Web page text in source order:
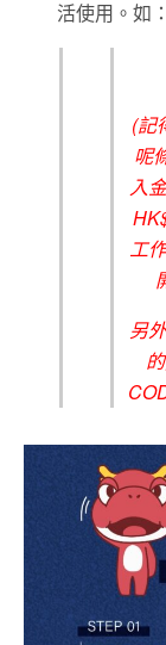
活使用。如：
(記
呢
入
工
另